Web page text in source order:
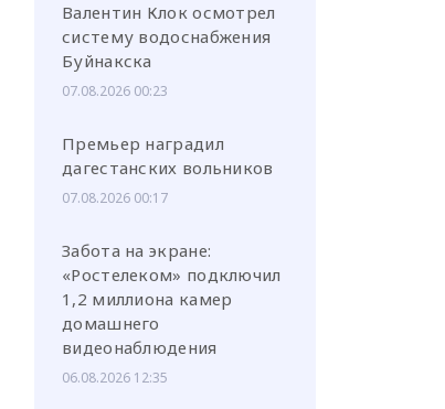
Валентин Клок осмотрел
систему водоснабжения
Буйнакска
07.08.2026 00:23
Премьер наградил
дагестанских вольников
07.08.2026 00:17
Забота на экране:
«Ростелеком» подключил
1,2 миллиона камер
домашнего
видеонаблюдения
06.08.2026 12:35